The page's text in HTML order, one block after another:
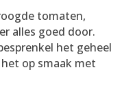
tomaten,
alles goed door.
het geheel
op smaak met